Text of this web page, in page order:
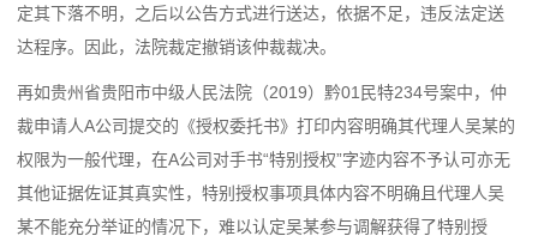
定其下落不明，之后以公告方式进行送达，依据不足，违反法定送
达程序。因此，法院裁定撤销该仲裁裁决。
再如贵州省贵阳市中级人民法院（2019）黔01民特234号案中，仲
裁申请人A公司提交的《授权委托书》打印内容明确其代理人吴某的
权限为一般代理，在A公司对手书“特别授权”字迹内容不予认可亦无
其他证据佐证其真实性，特别授权事项具体内容不明确且代理人吴
某不能充分举证的情况下，难以认定吴某参与调解获得了特别授